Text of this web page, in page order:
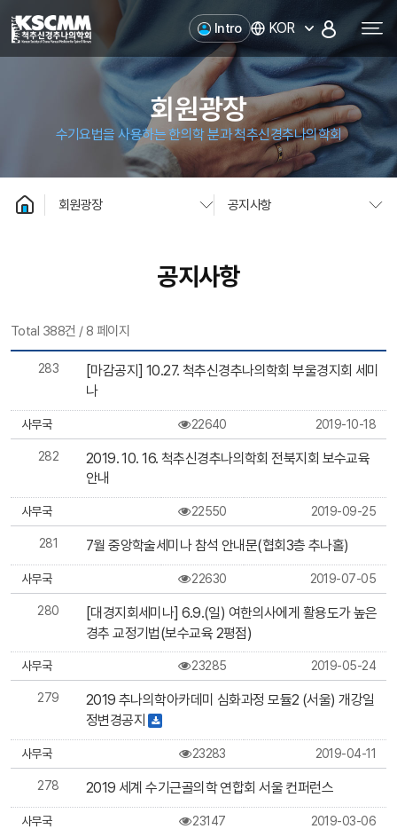
척추신경추나의학회
Intro KOR
회원광장
수기요법을 사용하는 한의학 분과 척추신경추나의학회
회원광장 공지사항
공지사항
Total 388건 / 8 페이지
283
[마감공지] 10.27. 척추신경추나의학회 부울경지회 세미
나
사무국 22640 2019-10-18
282
2019. 10. 16. 척추신경추나의학회 전북지회 보수교육
안내
사무국 22550 2019-09-25
281 7월 중앙학술세미나 참석 안내문(협회3층 추나홀)
사무국 22630 2019-07-05
280
[대경지회세미나] 6.9.(일) 여한의사에게 활용도가 높은
경추 교정기법(보수교육 2평점)
사무국 23285 2019-05-24
279
2019 추나의학아카데미 심화과정 모듈2 (서울) 개강일
정변경공지
사무국 23283 2019-04-11
278 2019 세계 수기근골의학 연합회 서울 컨퍼런스
사무국 23147 2019-03-06